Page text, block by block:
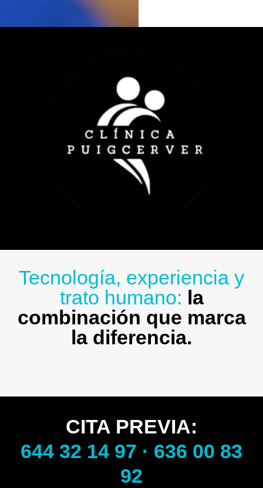
Tecnología, experiencia y
trato humano: la
combinación que marca
la diferencia.
CITA PREVIA:
644 32 14 97 · 636 00 83
92